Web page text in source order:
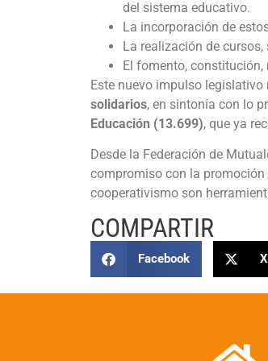
del sistema educativo.
La incorporación de
La realización de
El fomento,
Este nuevo impulso
solidarios, en sintonía con lo
Educación (13.699), que ya
Desde la Federación de
compromiso con la promoción
cooperativismo son
COMPARTIR
Facebook X